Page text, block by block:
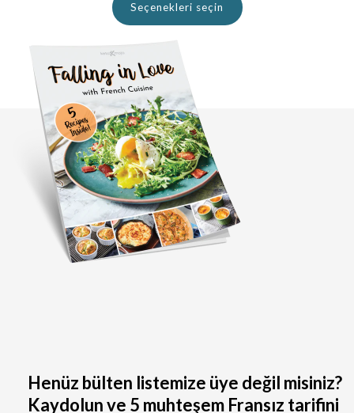
Seçenekleri seçin
Henüz bülten listemize üye değil misiniz?
Kaydolun ve 5 muhteşem Fransız tarifini